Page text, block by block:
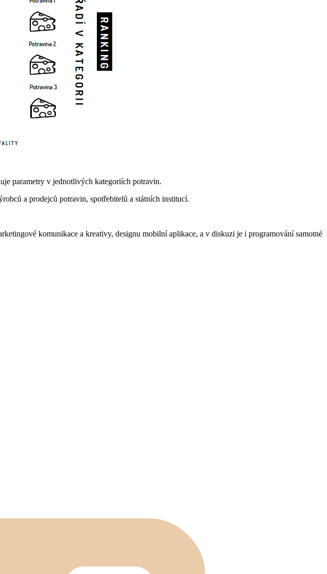
parametry v jednotlivých kategoriích potravin.
a prodejců potravin, spotřebitelů a státních institucí.
komunikace a kreativy, designu mobilní aplikace, a v diskuzi je i programování samotné